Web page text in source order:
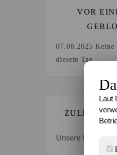
VOR
07.08.2025 Keine
diesem Tag.
ZULETZT
Unsere
Laut